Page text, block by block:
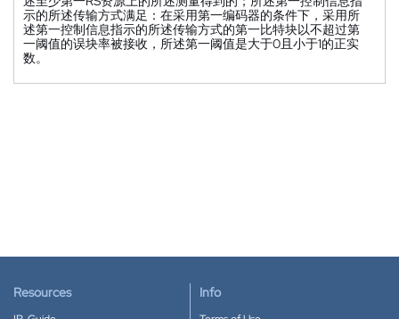
示的所述传输方式满足：在采用第一编码器的条件下，采用所
述第一控制信息指示的所述传输方式的第一比特块以不超过第
一阈值的误块率被接收，所述第一阈值是大于0且小于1的正实
数。
Resources Info